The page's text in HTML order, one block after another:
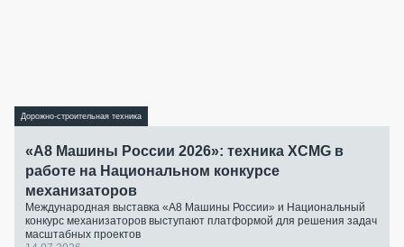
Дорожно-строительная техника
«А8 Машины России 2026»: техника XCMG в
работе на Национальном конкурсе
механизаторов
Международная выставка «А8 Машины России» и Национальный
конкурс механизаторов выступают платформой для решения задач
масштабных проектов